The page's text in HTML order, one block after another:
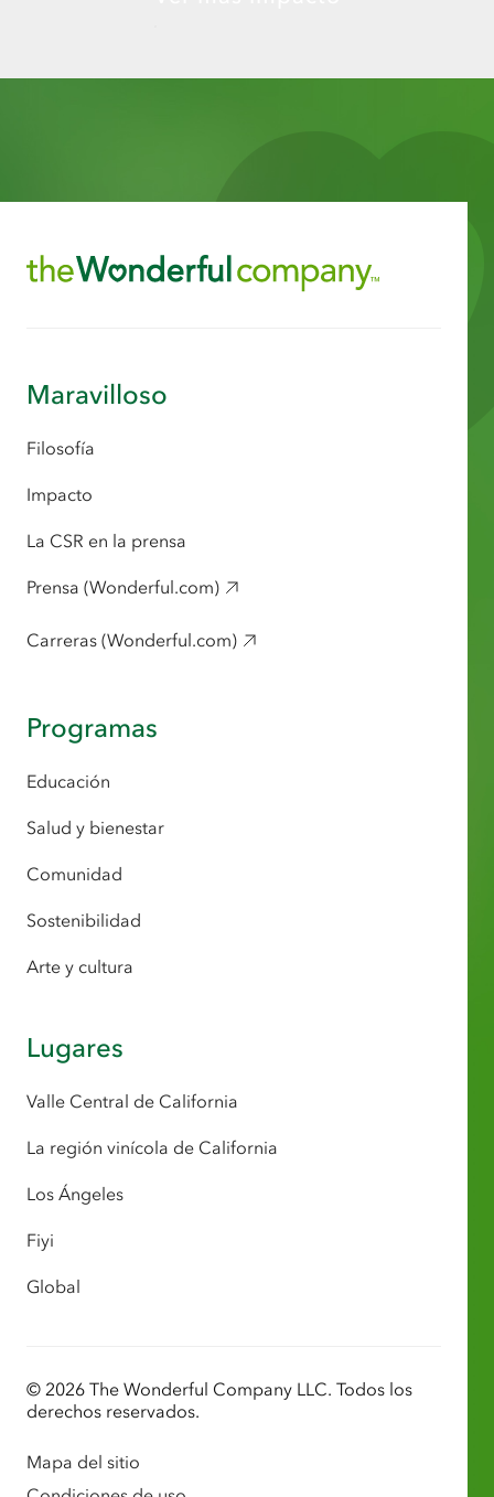
Maravilloso
Filosofía
Impacto
La CSR en la prensa
Prensa (Wonderful.com)
Carreras (Wonderful.com)
Programas
Educación
Salud y bienestar
Comunidad
Sostenibilidad
Arte y cultura
Lugares
Valle Central de California
La región vinícola de California
Los Ángeles
Fiyi
Global
© 2026 The Wonderful Company LLC. Todos los
derechos reservados.
Mapa del sitio